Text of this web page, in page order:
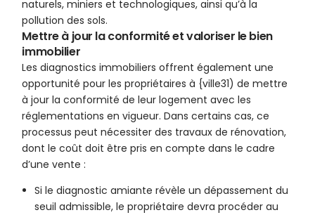
naturels, miniers et technologiques, ainsi qu’à la
pollution des sols.
Mettre à jour la conformité et valoriser le bien
immobilier
Les diagnostics immobiliers offrent également une
opportunité pour les propriétaires à {ville31) de mettre
à jour la conformité de leur logement avec les
réglementations en vigueur. Dans certains cas, ce
processus peut nécessiter des travaux de rénovation,
dont le coût doit être pris en compte dans le cadre
d’une vente :
Si le diagnostic amiante révèle un dépassement du
seuil admissible, le propriétaire devra procéder au